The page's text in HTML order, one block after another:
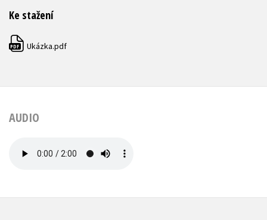
Ke stažení
PDF Ukázka.pdf
AUDIO